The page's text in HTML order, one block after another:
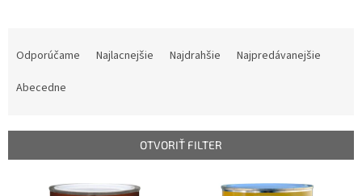
p
Odporúčame Najlacnejšie Najdrahšie
Najpredávanejšie
Abecedne
OTVORIŤ FILTER